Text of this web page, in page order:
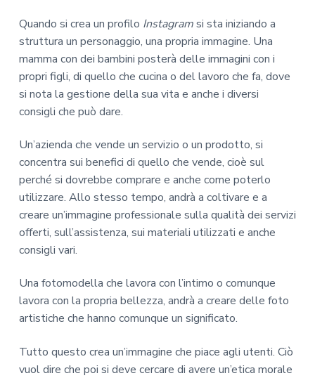
Quando si crea un profilo Instagramsi sta iniziando a
struttura un personaggio, una propria immagine. Una
mamma con dei bambini posterà delle immagini con i
propri figli, di quello che cucina o del lavoro che fa, dove
si nota la gestione della sua vita e anche i diversi
consigli che può dare.
Un’azienda che vende un servizio o un prodotto, si
concentra sui benefici di quello che vende, cioè sul
perché si dovrebbe comprare e anche come poterlo
utilizzare. Allo stesso tempo, andrà a coltivare e a
creare un’immagine professionale sulla qualità dei servizi
offerti, sull’assistenza, sui materiali utilizzati e anche
consigli vari.
Una fotomodella che lavora con l’intimo o comunque
lavora con la propria bellezza, andrà a creare delle foto
artistiche che hanno comunque un significato.
Tutto questo crea un’immagine che piace agli utenti. Ciò
vuol dire che poi si deve cercare di avere un’etica morale